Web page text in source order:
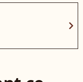
chevron_right